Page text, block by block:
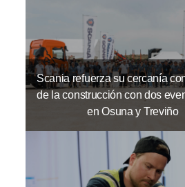
Scania refuerza su cercanía
de la construcción con dos
en Osuna y Treviño